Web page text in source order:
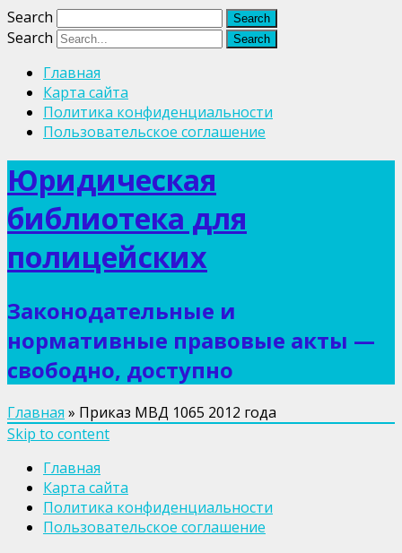
Search
Search
Главная
Карта сайта
Политика конфиденциальности
Пользовательское соглашение
Юридическая
библиотека для
полицейских
Законодательные и
нормативные правовые акты —
свободно, доступно
Главная » Приказ МВД 1065 2012 года
Skip to content
Главная
Карта сайта
Политика конфиденциальности
Пользовательское соглашение